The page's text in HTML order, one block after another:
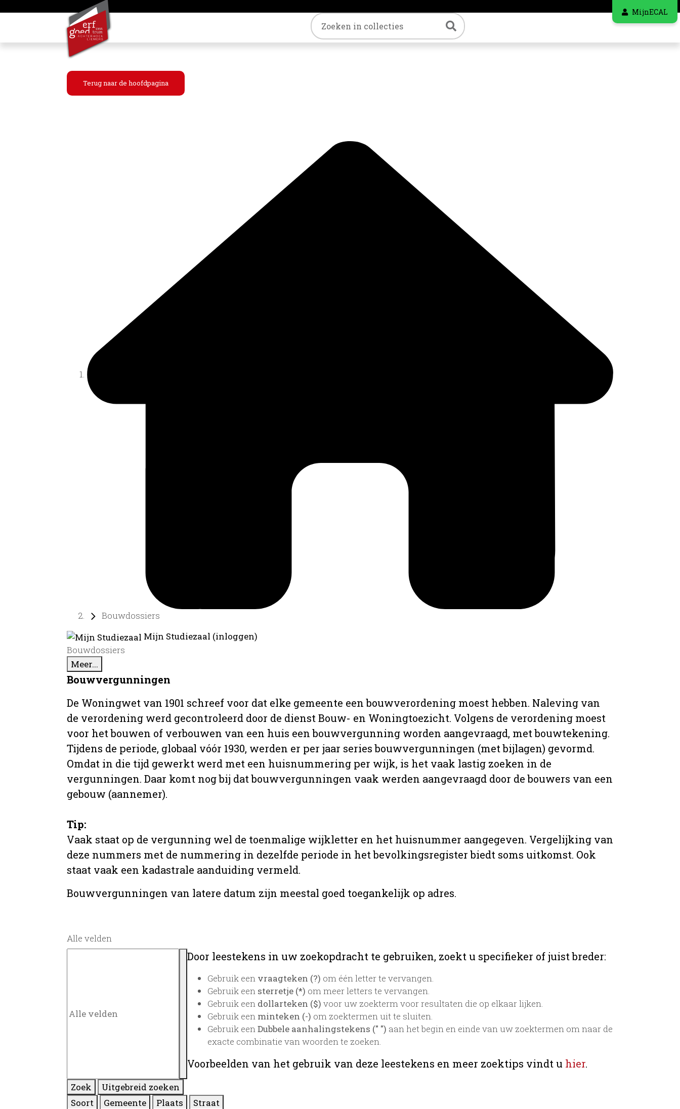
MijnECAL
Trefwoord Zoeken
Terug naar de hoofdpagina
Bouwdossiers
Mijn Studiezaal (inloggen)
Bouwdossiers
Meer...
Bouwvergunningen
De Woningwet van 1901 schreef voor dat elke gemeente een bouwverordening moest hebben. Naleving van
de verordening werd gecontroleerd door de dienst Bouw- en Woningtoezicht. Volgens de verordening moest
voor het bouwen of verbouwen van een huis een bouwvergunning worden aangevraagd, met bouwtekening.
Tijdens de periode, globaal vóór 1930, werden er per jaar series bouwvergunningen (met bijlagen) gevormd.
Omdat in die tijd gewerkt werd met een huisnummering per wijk, is het vaak lastig zoeken in de
vergunningen. Daar komt nog bij dat bouwvergunningen vaak werden aangevraagd door de bouwers van een
gebouw (aannemer).
Tip:
Vaak staat op de vergunning wel de toenmalige wijkletter en het huisnummer aangegeven. Vergelijking van
deze nummers met de nummering in dezelfde periode in het bevolkingsregister biedt soms uitkomst. Ook
staat vaak een kadastrale aanduiding vermeld.
Bouwvergunningen van latere datum zijn meestal goed toegankelijk op adres.
Alle velden
Door leestekens in uw zoekopdracht te gebruiken, zoekt u specifieker of juist breder:
Gebruik een vraagteken (?) om één letter te vervangen.
Gebruik een sterretje (*) om meer letters te vervangen.
Gebruik een dollarteken ($) voor uw zoekterm voor resultaten die op elkaar lijken.
Gebruik een minteken (-) om zoektermen uit te sluiten.
Gebruik eenDubbele aanhalingstekens (" ") aan het begin en einde van uw zoektermen om naar de
exacte combinatie van woorden te zoeken.
Voorbeelden van het gebruik van deze leestekens en meer zoektips vindt u hier.
Zoek
Uitgebreid zoeken
Soort
Gemeente Plaats
Straat